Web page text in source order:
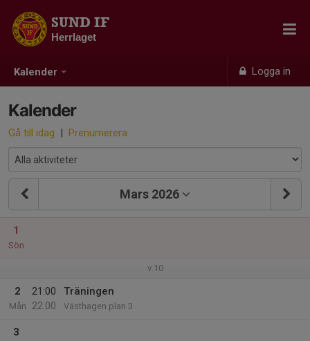
Kalender Logga in
SUND IF
Herrlaget
Kalender
Gå till idag | Prenumerera
Mars 2026
1
Sön
v.10
2
Mån
21:00
22:00
Träningen
Västhagen plan 3
3